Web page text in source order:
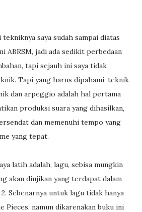
saya sudah sampai diatas
ABRSM, jadi ada sedikit perbedaan
tapi sejauh ini saya tidak
Tapi yang harus dipahami, teknik
dan arpeggio adalah hal pertama
produksi suara yang dihasilkan,
dan memenuhi tempo yang
yang tepat.
latih adalah, lagu, sebisa mungkin
akan diujikan yang terdapat dalam
Sebenarnya untuk lagu tidak hanya
Pieces, namun dikarenakan buku ini